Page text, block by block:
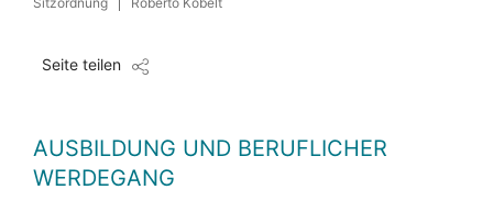
Seite teilen
AUSBILDUNG UND BERUFLICHER
WERDEGANG